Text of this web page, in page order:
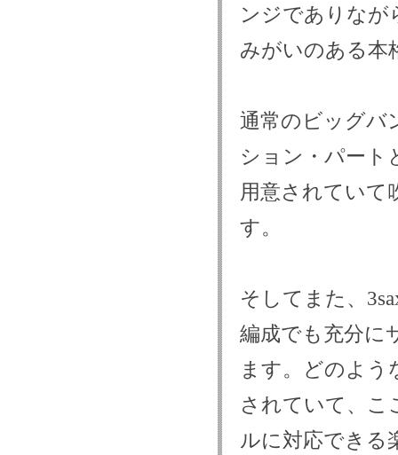
ンジでありなが
みがいのある本
通常のビッグバ
ション・パート
用意されていて
す。
そしてまた、
編成でも充分に
ます。どのよう
されていて、こ
ルに対応できる